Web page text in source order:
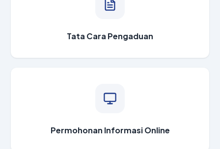
Tata Cara Pengaduan
Permohonan Informasi Online